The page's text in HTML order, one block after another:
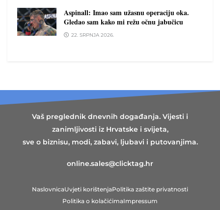
Aspinall: Imao sam užasnu operaciju oka.
Gledao sam kako mi režu očnu jabučicu
22. SRPNJA 2026.
Vaš preglednik dnevnih događanja. Vijesti i
zanimljivosti iz Hrvatske i svijeta,
sve o biznisu, modi, zabavi, ljubavi i putovanjima.
online.sales@clicktag.hr
NaslovnicaUvjeti korištenjaPolitika zaštite privatnosti
Politika o kolačićimaImpressum